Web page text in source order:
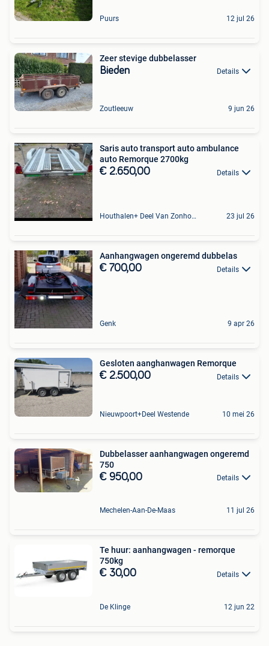
Puurs 12 jul 26
Zeer stevige dubbelasser
Bieden Details
Zoutleeuw 9 jun 26
Saris auto transport auto ambulance
auto Remorque 2700kg
€ 2.650,00 Details
Houthalen+ Deel Van Zonhoven En Zolder 23 jul 26
Aanhangwagen ongeremd dubbelas
€ 700,00 Details
Genk 9 apr 26
Gesloten aanghanwagen Remorque
€ 2.500,00 Details
Nieuwpoort+Deel Westende 10 mei 26
Dubbelasser aanhangwagen ongeremd
750
€ 950,00 Details
Mechelen-Aan-De-Maas 11 jul 26
Te huur: aanhangwagen - remorque
750kg
€ 30,00 Details
De Klinge 12 jun 22